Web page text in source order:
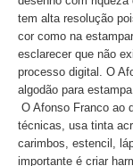
tem alta resolução
cor como na
esclarecer que não
processo digital. O
algodão para
O Afonso Franco ao
técnicas, usa tinta
carimbos, estencil,
importante é criar